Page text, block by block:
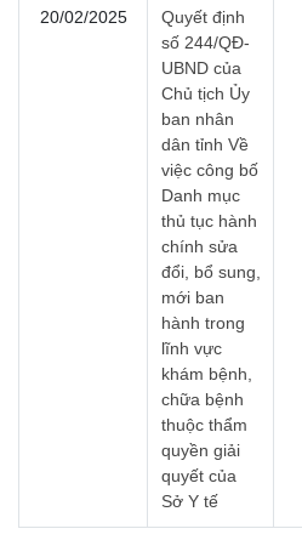
20/02/2025
Quyết định
số 244/QĐ-
UBND của
Chủ tịch Ủy
ban nhân
dân tỉnh Về
việc công bố
Danh mục
thủ tục hành
chính sửa
đổi, bổ sung,
mới ban
hành trong
lĩnh vực
khám bệnh,
chữa bệnh
thuộc thẩm
quyền giải
quyết của
Sở Y tế